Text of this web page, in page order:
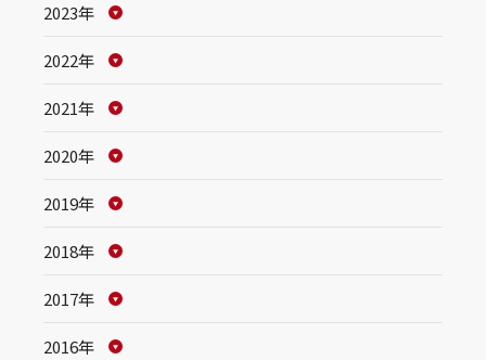
2023年
2022年
2021年
2020年
2019年
2018年
2017年
2016年